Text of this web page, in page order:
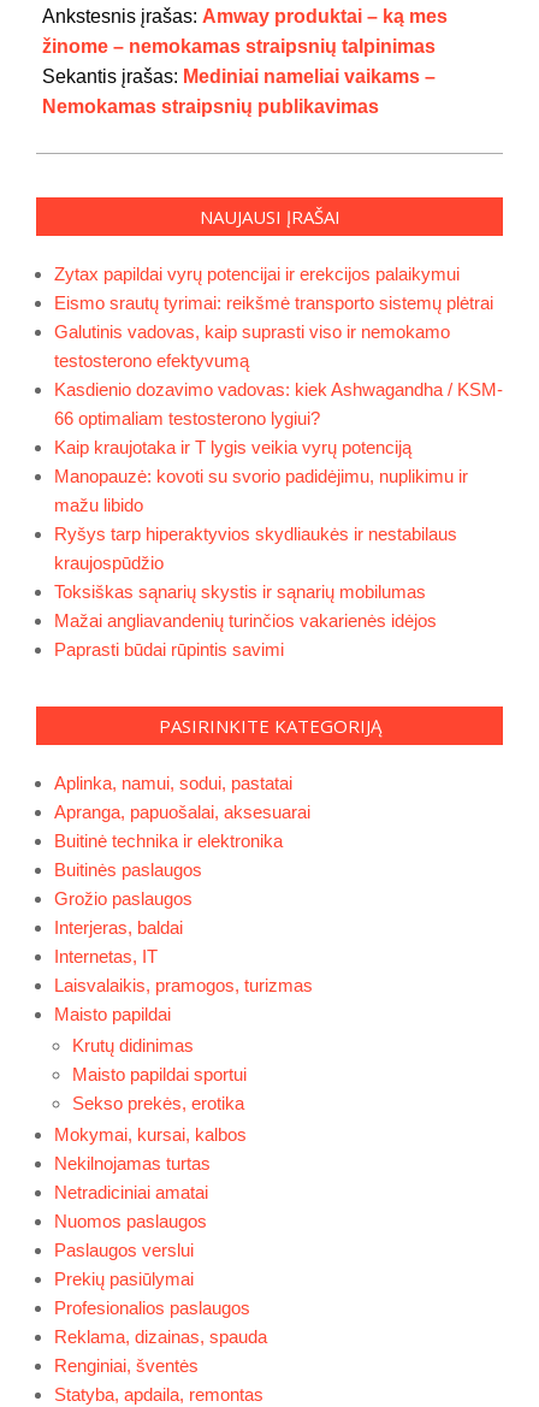
07-
21
Ankstesnis įrašas: Amway produktai – ką mes
žinome – nemokamas straipsnių talpinimas
Sekantis įrašas: Mediniai nameliai vaikams –
Nemokamas straipsnių publikavimas
NAUJAUSI ĮRAŠAI
Zytax papildai vyrų potencijai ir erekcijos palaikymui
Eismo srautų tyrimai: reikšmė transporto sistemų plėtrai
Galutinis vadovas, kaip suprasti viso ir nemokamo
testosterono efektyvumą
Kasdienio dozavimo vadovas: kiek Ashwagandha / KSM-
66 optimaliam testosterono lygiui?
Kaip kraujotaka ir T lygis veikia vyrų potenciją
Manopauzė: kovoti su svorio padidėjimu, nuplikimu ir
mažu libido
Ryšys tarp hiperaktyvios skydliaukės ir nestabilaus
kraujospūdžio
Toksiškas sąnarių skystis ir sąnarių mobilumas
Mažai angliavandenių turinčios vakarienės idėjos
Paprasti būdai rūpintis savimi
PASIRINKITE KATEGORIJĄ
Aplinka, namui, sodui, pastatai
Apranga, papuošalai, aksesuarai
Buitinė technika ir elektronika
Buitinės paslaugos
Grožio paslaugos
Interjeras, baldai
Internetas, IT
Laisvalaikis, pramogos, turizmas
Maisto papildai
Krutų didinimas
Maisto papildai sportui
Sekso prekės, erotika
Mokymai, kursai, kalbos
Nekilnojamas turtas
Netradiciniai amatai
Nuomos paslaugos
Paslaugos verslui
Prekių pasiūlymai
Profesionalios paslaugos
Reklama, dizainas, spauda
Renginiai, šventės
Statyba, apdaila, remontas